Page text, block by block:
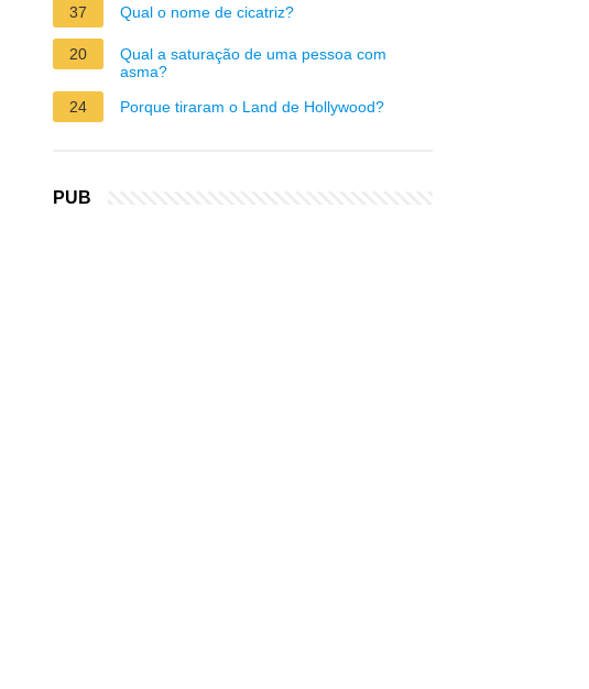
37
Qual o nome de cicatriz?
20
Qual a saturação de uma pessoa com
asma?
24
Porque tiraram o Land de Hollywood?
PUB